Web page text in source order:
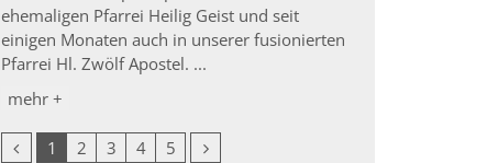
ehemaligen Pfarrei Heilig Geist und seit
einigen Monaten auch in unserer fusionierten
Pfarrei Hl. Zwölf Apostel. ...
mehr +
Vorherige Seite
1 2 3 4 5 Nächste Seite